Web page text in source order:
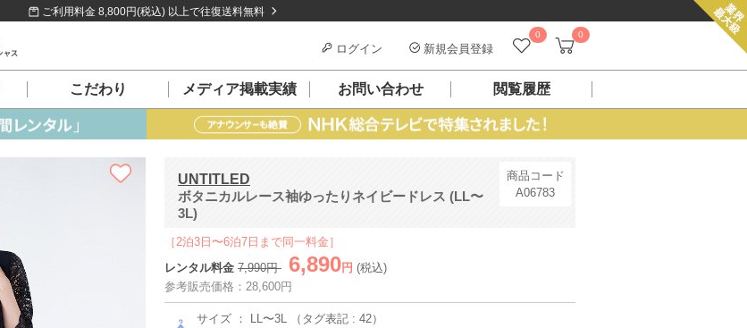
ご利用料金 8,800円(税込) 以上で往復送料無料
0 0
ログイン 新規会員登録
こだわり メディア掲載実績 お問い合わせ 閲覧履歴
UNTITLED
ボタニカルレース袖ゆったりネイビードレス (LL〜
3L)
商品コード
A06783
［2泊3日〜6泊7日まで同一料金］
レンタル料金 7,990円 6,890 円 (税込)
参考販売価格：28,600円
サイズ ： LL〜3L （タグ表記 : 42）